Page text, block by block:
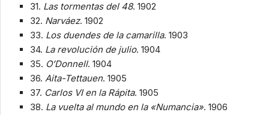
31. Las tormentas del 48. 1902
32. Narváez. 1902
33. Los duendes de la camarilla. 1903
34. La revolución de julio. 1904
35. O’Donnell. 1904
36. Aita-Tettauen. 1905
37. Carlos VI en la Rápita. 1905
38. La vuelta al mundo en la «Numancia». 1906